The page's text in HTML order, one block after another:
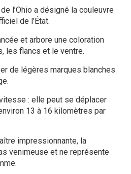
l’Ohio a désigné la couleuvre
de l’État.
et arbore une coloration
les flancs et le ventre.
de légères marques blanches
: elle peut se déplacer
13 à 16 kilomètres par
impressionnante, la
venimeuse et ne représente